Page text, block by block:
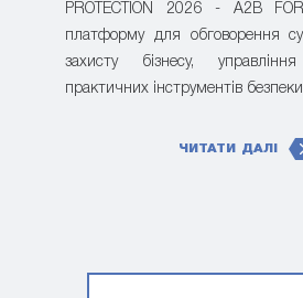
PROTECTION 2026 - A2B
платформу для обговорення
захисту бізнесу,
практичних інструментів
ЧИТАТИ ДАЛІ